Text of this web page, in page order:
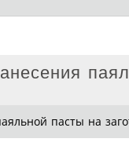
пасты на